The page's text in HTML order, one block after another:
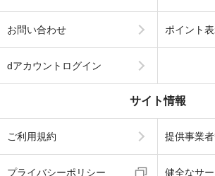
お問い合わせ ポイント
dアカウントログイン
サイト情報
ご利用規約 提供事業
プライバシーポリシー 健全なサ